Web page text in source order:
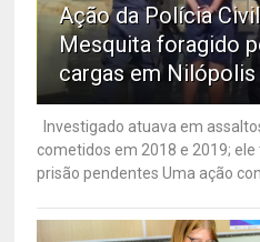
Ação da Polícia
Mesquita foragido
cargas em Nilópolis
Investigado atuava em
cometidos em 2018 e 2019;
prisão pendentes Uma ação